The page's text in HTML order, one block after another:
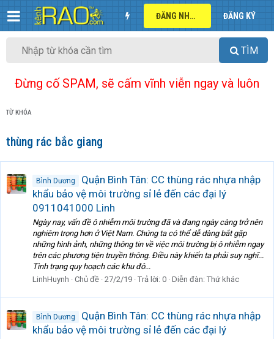
ĐĂNG NHẬP ĐĂNG KÝ
TÌM
Đừng cố SPAM, sẽ cấm vĩnh viễn ngay và luôn
TỪ KHÓA
thùng rác bắc giang
Bình Dương
Quận Bình Tân: CC thùng rác nhựa nhập
khẩu bảo vệ môi trường sỉ lẻ đến các đại lý
0911041000 Linh
Ngày nay, vấn đề ô nhiễm môi trường đã và đang ngày càng trở nên
nghiêm trọng hơn ở Việt Nam. Chúng ta có thể dễ dàng bắt gặp
những hình ảnh, những thông tin về việc môi trường bị ô nhiễm ngay
trên các phương tiện truyền thông. Điều này khiến ta phải suy nghĩ...
Tình trạng quy hoạch các khu đô...
LinhHuynh
Chủ đề 27/2/19 Trả lời: 0 Diễn đàn: Thứ khác
Bình Dương
Quận Bình Tân: CC thùng rác nhựa nhập
khẩu bảo vệ môi trường sỉ lẻ đến các đại lý